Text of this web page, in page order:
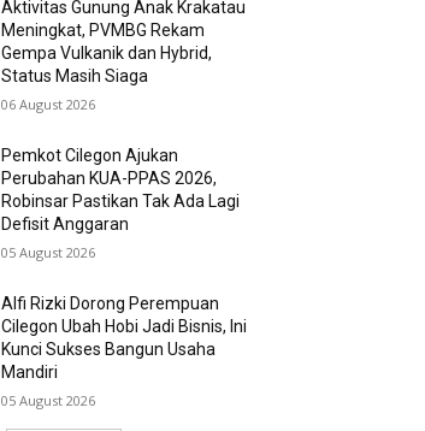
Aktivitas Gunung Anak Krakatau
Meningkat, PVMBG Rekam
Gempa Vulkanik dan Hybrid,
Status Masih Siaga
06 August 2026
Pemkot Cilegon Ajukan
Perubahan KUA-PPAS 2026,
Robinsar Pastikan Tak Ada Lagi
Defisit Anggaran
05 August 2026
Alfi Rizki Dorong Perempuan
Cilegon Ubah Hobi Jadi Bisnis, Ini
Kunci Sukses Bangun Usaha
Mandiri
05 August 2026